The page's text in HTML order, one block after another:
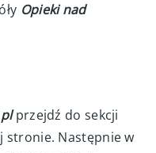
Opieki nad
przejdź do sekcji
stronie. Następnie w